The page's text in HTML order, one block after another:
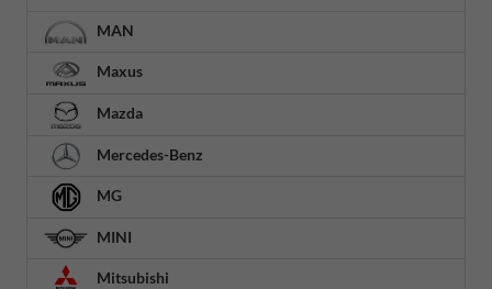
MAN
Maxus
Mazda
Mercedes-Benz
MG
MINI
Mitsubishi